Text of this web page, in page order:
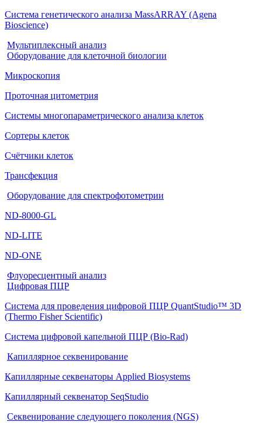
Система генетического анализа MassARRAY (Agena
Bioscience)
Мультиплексный анализ
Оборудование для клеточной биологии
Микроскопия
Проточная цитометрия
Системы многопараметрического анализа клеток
Сортеры клеток
Счётчики клеток
Трансфекция
Оборудование для спектрофотометрии
ND-8000-GL
ND-LITE
ND-ONE
Флуоресцентный анализ
Цифровая ПЦР
Система для проведения цифровой ПЦР QuantStudio™ 3D
(Thermo Fisher Scientific)
Система цифровой капельной ПЦР (Bio-Rad)
Капиллярное секвенирование
Капиллярные секвенаторы Applied Biosystems
Капиллярный секвенатор SeqStudio
Секвенирование следующего поколения (NGS)